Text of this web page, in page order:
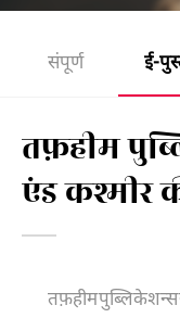
संपूर्ण ई-
तफ़हीम
एंड कश्मीर
तफ़हीम पुब्लिकेशन्स